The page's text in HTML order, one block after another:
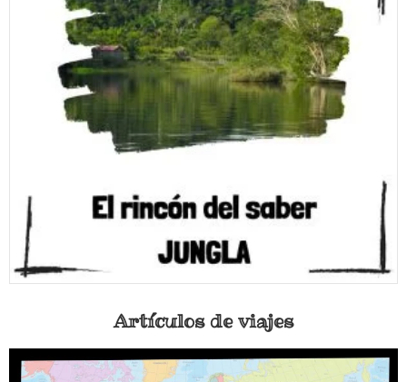
Artículos de viajes